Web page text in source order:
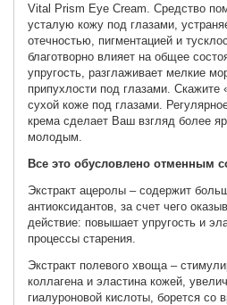
Vital Prism Eye Cream. Средство
усталую кожу под глазами,
отечностью, пигментацией и
благотворно влияет на общее
упругость, разглаживает мелкие
припухлости под глазами. Скажите
сухой коже под глазами.
крема сделает Ваш взгляд более
молодым.
Все это обусловлено отменным
Экстракт ацеролы – содержит
антиоксидантов, за счет чего
действие: повышает упругость и
процессы старения.
Экстракт полевого хвоща –
коллагена и эластина кожей,
гиалуроновой кислоты, борется со